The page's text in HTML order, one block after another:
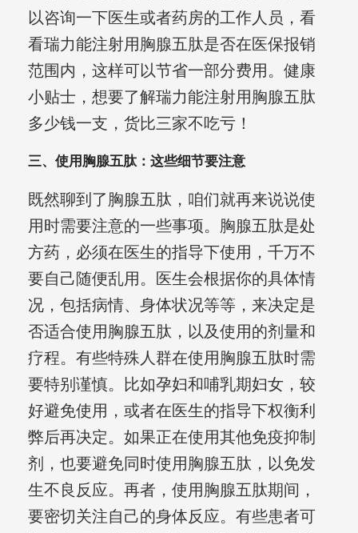
以咨询一下医生或者药房的工作人员，看
看瑞力能注射用胸腺五肽是否在医保报销
范围内，这样可以节省一部分费用。健康
小贴士，想要了解瑞力能注射用胸腺五肽
多少钱一支，货比三家不吃亏！
三、使用胸腺五肽：这些细节要注意
既然聊到了胸腺五肽，咱们就再来说说使
用时需要注意的一些事项。胸腺五肽是处
方药，必须在医生的指导下使用，千万不
要自己随便乱用。医生会根据你的具体情
况，包括病情、身体状况等等，来决定是
否适合使用胸腺五肽，以及使用的剂量和
疗程。有些特殊人群在使用胸腺五肽时需
要特别谨慎。比如孕妇和哺乳期妇女，较
好避免使用，或者在医生的指导下权衡利
弊后再决定。如果正在使用其他免疫抑制
剂，也要避免同时使用胸腺五肽，以免发
生不良反应。再者，使用胸腺五肽期间，
要密切关注自己的身体反应。有些患者可